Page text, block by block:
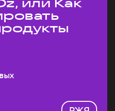
или Как